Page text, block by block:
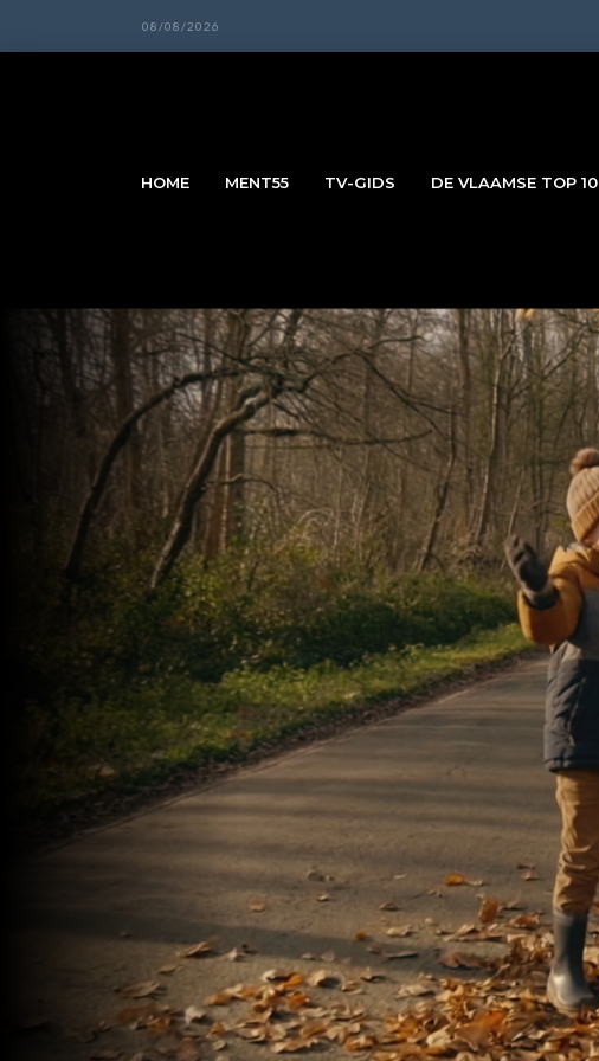
08/08/2026
HOME MENT55 TV-GIDS DE VLAAMSE TOP 10